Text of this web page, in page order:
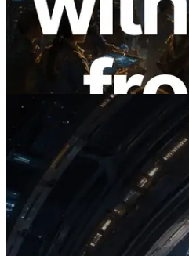
การวัด Ping จาก 7
เปิดตัว Validators